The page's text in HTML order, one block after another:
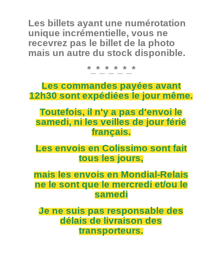
Les billets ayant une numérotation
unique incrémentielle, vous ne
recevrez pas le billet de la photo
mais un autre du stock disponible.
*_*_*_*_*_*
Les commandes payées avant
12h30 sont expédiées le jour même.
Toutefois, il n'y a pas d'envoi le
samedi, ni les veilles de jour férié
français.
Les envois en Colissimo sont fait
tous les jours,
mais les envois en Mondial-Relais
ne le sont que le mercredi et/ou le
samedi
Je ne suis pas responsable des
délais de livraison des
transporteurs.